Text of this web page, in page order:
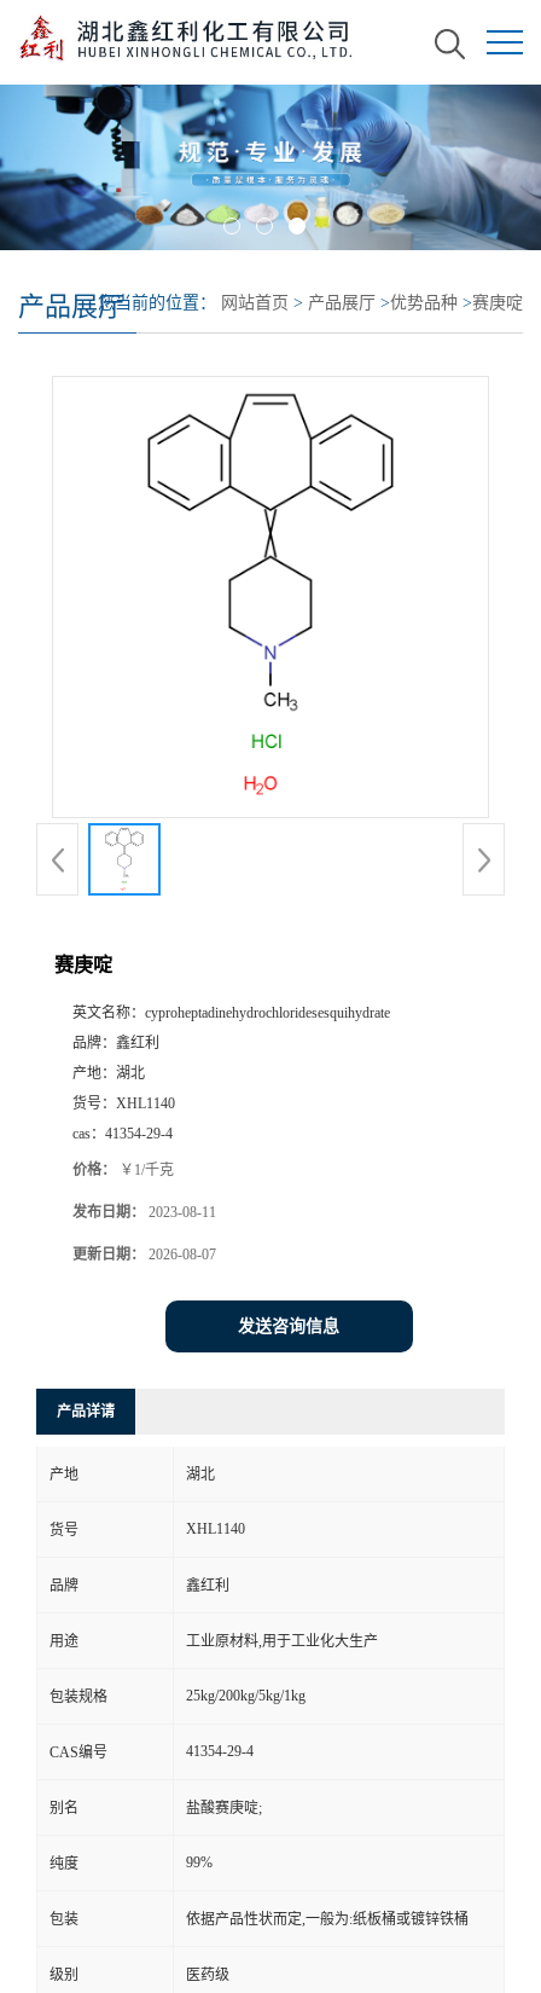
产品展厅您当前的位置： 网站首页 > 产品展厅 >优势品种 >赛庚啶
赛庚啶
英文名称： cyproheptadinehydrochloridesesquihydrate
品牌： 鑫红利
产地： 湖北
货号： XHL1140
cas： 41354-29-4
价格： ￥1/千克
发布日期： 2023-08-11
更新日期： 2026-08-07
发送咨询信息
产品详请
产地 湖北
货号 XHL1140
品牌 鑫红利
用途 工业原材料,用于工业化大生产
包装规格 25kg/200kg/5kg/1kg
CAS编号 41354-29-4
别名 盐酸赛庚啶;
纯度 99%
包装 依据产品性状而定,一般为:纸板桶或镀锌铁桶
级别 医药级